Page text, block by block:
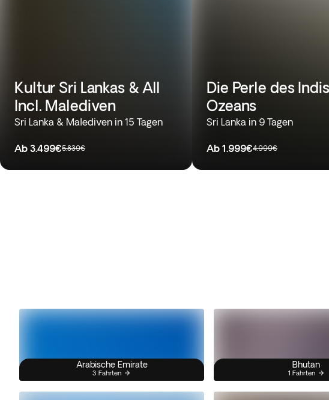
Kultur Sri Lankas & All
Incl. Malediven
Sri Lanka & Malediven in 15 Tagen
Ab 3.499€5.839€
Die Perle des
Ozeans
Sri Lanka in 9 Tagen
Ab 1.999€4.999€
Arabische Emirate
3 Fahrten
Bhutan
1 Fahrten